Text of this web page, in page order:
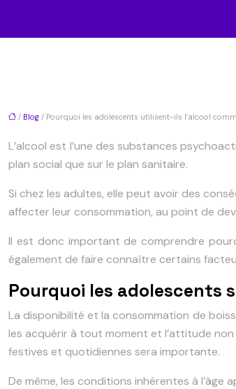
/ Blog / Pourquoi les adolescents utilisent-ils l’alcool
L’alcool est l’une des substances
plan social que sur le plan sanitaire.
Si chez les adultes, elle peut avoir des
affecter leur consommation, au point de
Il est donc important de comprendre
également de faire connaître certains
Pourquoi les adolescents
La disponibilité et la consommation de
les acquérir à tout moment et l’attitude
festives et quotidiennes sera importante.
De même, les conditions inhérentes à